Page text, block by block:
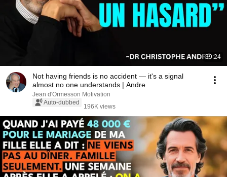
39:24
Not having friends is no accident — it's a signal
almost no one understands | Andre
Jean d'Ormesson Motivation
Auto-dubbed
196K views